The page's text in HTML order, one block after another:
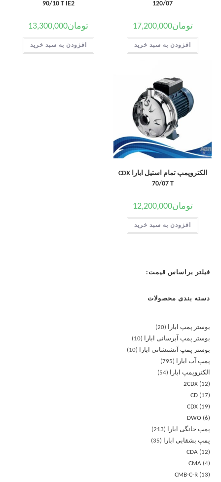
120/07
تومان17,200,000
افزودن به سبد خرید
90/10 T IE2
تومان13,300,000
افزودن به سبد خرید
الکتروپمپ تمام استیل ابارا CDX
70/07 T
تومان12,200,000
افزودن به سبد خرید
فیلتر براساس قیمت:
دسته بندی محصولات
بوستر پمپ ابارا
20
بوستر پمپ آبرسانی ابارا
10
بوستر پمپ آتشنشانی ابارا
10
پمپ آب ابارا
795
الکتروپمپ ابارا
54
2CDX
12
CD
17
CDX
19
DWO
6
پمپ خانگی ابارا
213
پمپ بشقابی ابارا
35
CDA
12
CMA 4
CMB-C-R
13